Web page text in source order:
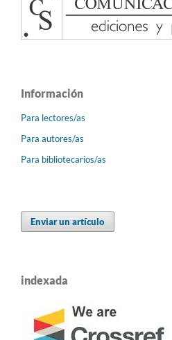
Información
Para lectores/as
Para autores/as
Para bibliotecarios/as
Enviar un artículo
indexada